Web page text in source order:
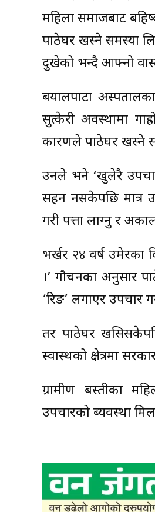
महिला समाजबाट
पाठेघर खस्ने समस्या
दुखेको भन्दै आफ्नो
बयालपाटा
सुत्केरी अवस्थामा
कारणले पाठेघर खस्ने
उनले भने ‘खुलेरै
सहन नसकेपछि मात्र
गरी पत्ता लाग्नु र
भर्खर २४ वर्ष उमेरका
।’ गौचनका अनुसार
‘रिङ’ लगाएर उपचार
तर पाठेघर
स्वास्थको क्षेत्रमा
ग्रामीण बस्तीका
उपचारको ब्यवस्था